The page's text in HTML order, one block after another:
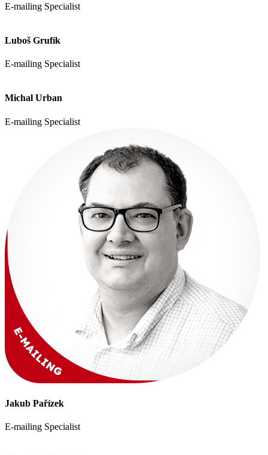
E-mailing Specialist
Luboš Grufík
E-mailing Specialist
Michal Urban
E-mailing Specialist
Jakub Pařízek
E-mailing Specialist